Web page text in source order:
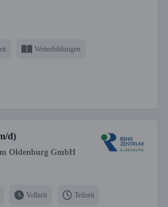
Weiterbildungen
d)
Oldenburg GmbH
Vollzeit Teilzeit